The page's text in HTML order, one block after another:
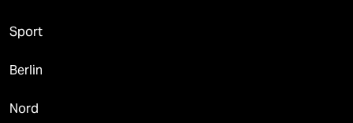
Sport
Berlin
Nord